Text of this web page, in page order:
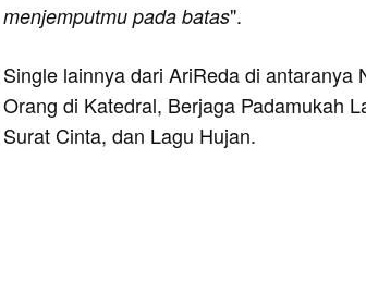
menjemputmu pada batas".
Single lainnya dari AriReda di antaranya
Orang di Katedral, Berjaga Padamukah
Surat Cinta, dan Lagu Hujan.